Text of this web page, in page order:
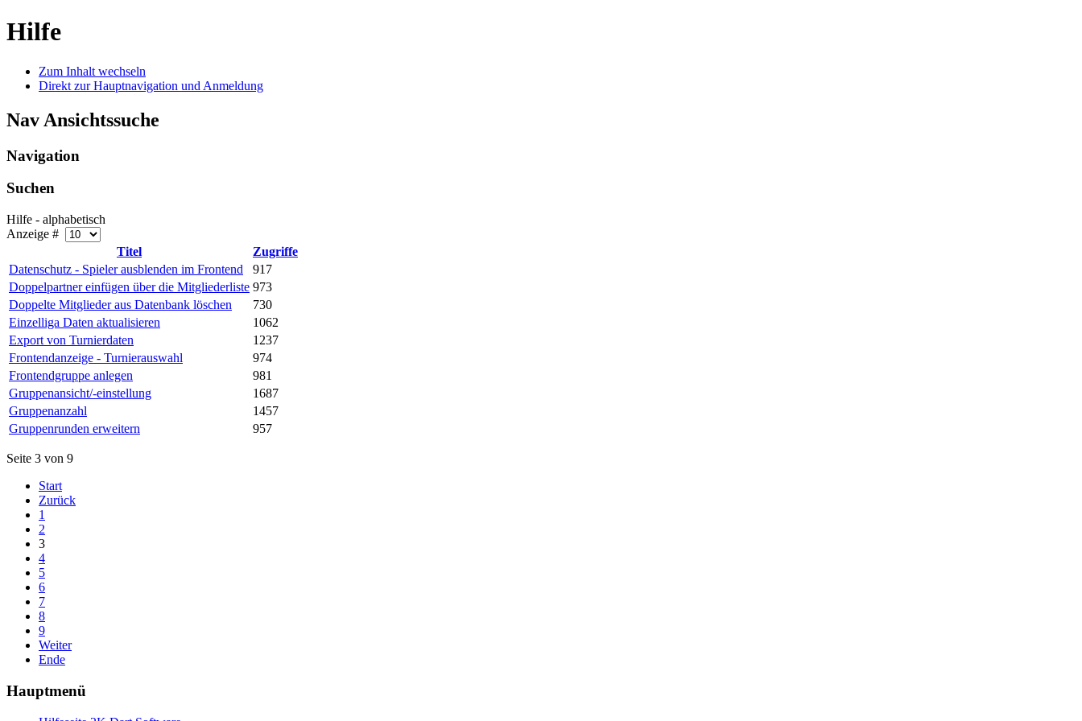
Hilfe
Zum Inhalt wechseln
Direkt zur Hauptnavigation und Anmeldung
Nav Ansichtssuche
Navigation
Suchen
Hilfe - alphabetisch
Anzeige #
Titel
Zugriffe
Datenschutz - Spieler ausblenden im Frontend
917
Doppelpartner einfügen über die Mitgliederliste 973
Doppelte Mitglieder aus Datenbank löschen
730
Einzelliga Daten aktualisieren
1062
Export von Turnierdaten
1237
Frontendanzeige - Turnierauswahl
974
Frontendgruppe anlegen
981
Gruppenansicht/-einstellung
1687
Gruppenanzahl
1457
Gruppenrunden erweitern
957
Seite 3 von 9
Start
Zurück
1
2
3
4
5
6
7
8
9
Weiter
Ende
Hauptmenü